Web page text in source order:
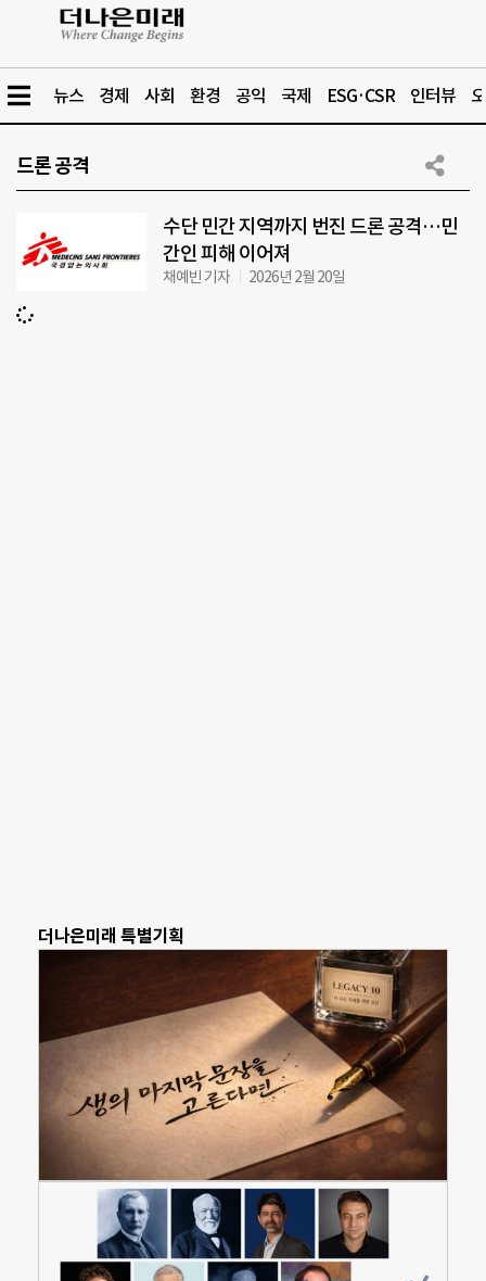
뉴스 경제 사회 환경 공익 국제 ESG·CSR 인터뷰
드론 공격
수단 민간 지역까지 번진 드론 공격…민
간인 피해 이어져
채예빈 기자 2026년 2월 20일
더나은미래 특별기획